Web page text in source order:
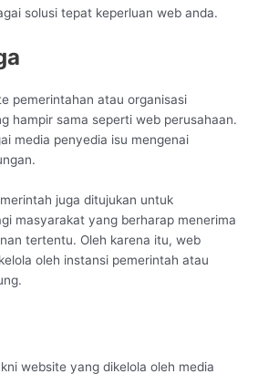
solusi tepat keperluan web anda.
pemerintahan atau organisasi
hampir sama seperti web perusahaan.
media penyedia isu mengenai
juga ditujukan untuk
masyarakat yang berharap menerima
tertentu. Oleh karena itu, web
oleh instansi pemerintah atau
website yang dikelola oleh media